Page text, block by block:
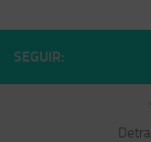
SEGUIR: